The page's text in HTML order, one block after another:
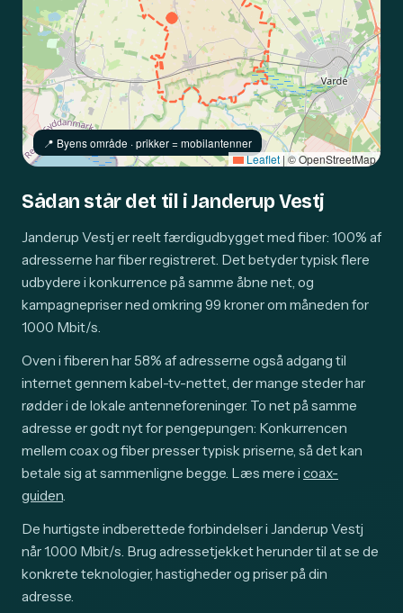
📍️ Byens område · prikker = mobilantenner
Leaflet | © OpenStreetMap
Sådan står det til i Janderup Vestj
Janderup Vestj er reelt færdigudbygget med fiber: 100% af
adresserne har fiber registreret. Det betyder typisk flere
udbydere i konkurrence på samme åbne net, og
kampagnepriser ned omkring 99 kroner om måneden for
1000 Mbit/s.
Oven i fiberen har 58% af adresserne også adgang til
internet gennem kabel-tv-nettet, der mange steder har
rødder i de lokale antenneforeninger. To net på samme
adresse er godt nyt for pengepungen: Konkurrencen
mellem coax og fiber presser typisk priserne, så det kan
betale sig at sammenligne begge. Læs mere i coax-
guiden.
De hurtigste indberettede forbindelser i Janderup Vestj
når 1.000 Mbit/s. Brug adressetjekket herunder til at se de
konkrete teknologier, hastigheder og priser på din
adresse.